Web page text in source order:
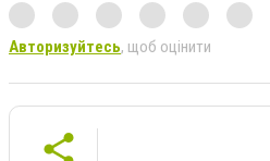
Авторизуйтесь, щоб оцінити